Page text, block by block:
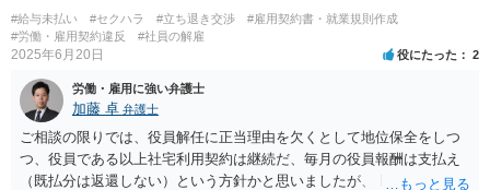
#給与未払い #セクハラ #立ち退き交渉
#雇用契約書・就業規則作成
#労働・雇用契約違反
#社員の解雇
2025年6月20日 役にたった 2
労働・雇用に強い弁護士
加藤 卓 弁護士
ご相談の限りでは、役員解任に正当理由を欠くとして地位保全をしつ
つ、役員である以上社宅利用契約は継続だ、毎月の役員報酬は支払え
（既払分は返還しない）という方針かと思いましたが、 既に訴訟を提